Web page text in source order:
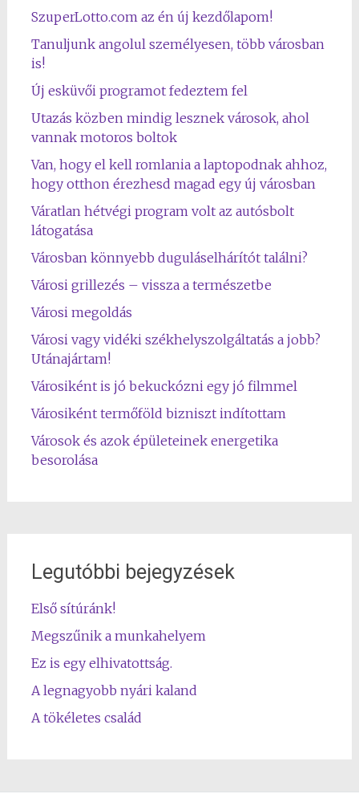
SzuperLotto.com az én új kezdőlapom!
Tanuljunk angolul személyesen, több városban
is!
Új esküvői programot fedeztem fel
Utazás közben mindig lesznek városok, ahol
vannak motoros boltok
Van, hogy el kell romlania a laptopodnak ahhoz,
hogy otthon érezhesd magad egy új városban
Váratlan hétvégi program volt az autósbolt
látogatása
Városban könnyebb duguláselhárítót találni?
Városi grillezés – vissza a természetbe
Városi megoldás
Városi vagy vidéki székhelyszolgáltatás a jobb?
Utánajártam!
Városiként is jó bekuckózni egy jó filmmel
Városiként termőföld bizniszt indítottam
Városok és azok épületeinek energetika
besorolása
Legutóbbi bejegyzések
Első sítúránk!
Megszűnik a munkahelyem
Ez is egy elhivatottság.
A legnagyobb nyári kaland
A tökéletes család